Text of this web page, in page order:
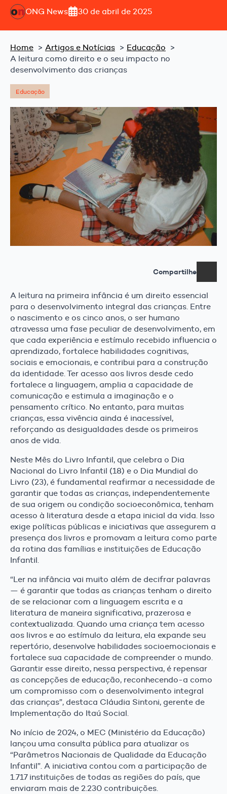
ONG News 30 de abril de 2025
Home Artigos e Notícias
Educação
A leitura como direito e o seu impacto no
desenvolvimento das crianças
Educação
Compartilhe
A leitura na primeira infância é um direito essencial
para o desenvolvimento integral das crianças. Entre
o nascimento e os cinco anos, o ser humano
atravessa uma fase peculiar de desenvolvimento, em
que cada experiência e estímulo recebido influencia o
aprendizado, fortalece habilidades cognitivas,
sociais e emocionais, e contribui para a construção
da identidade. Ter acesso aos livros desde cedo
fortalece a linguagem, amplia a capacidade de
comunicação e estimula a imaginação e o
pensamento crítico. No entanto, para muitas
crianças, essa vivência ainda é inacessível,
reforçando as desigualdades desde os primeiros
anos de vida.
Neste Mês do Livro Infantil, que celebra o Dia
Nacional do Livro Infantil (18) e o Dia Mundial do
Livro (23), é fundamental reafirmar a necessidade de
garantir que todas as crianças, independentemente
de sua origem ou condição socioeconômica, tenham
acesso à literatura desde a etapa inicial da vida. Isso
exige políticas públicas e iniciativas que assegurem a
presença dos livros e promovam a leitura como parte
da rotina das famílias e instituições de Educação
Infantil.
“Ler na infância vai muito além de decifrar palavras
— é garantir que todas as crianças tenham o direito
de se relacionar com a linguagem escrita e a
literatura de maneira significativa, prazerosa e
contextualizada. Quando uma criança tem acesso
aos livros e ao estímulo da leitura, ela expande seu
repertório, desenvolve habilidades socioemocionais e
fortalece sua capacidade de compreender o mundo.
Garantir esse direito, nessa perspectiva, é repensar
as concepções de educação, reconhecendo-a como
um compromisso com o desenvolvimento integral
das crianças”, destaca Cláudia Sintoni, gerente de
Implementação do Itaú Social.
No início de 2024, o MEC (Ministério da Educação)
lançou uma consulta pública para atualizar os
“Parâmetros Nacionais de Qualidade da Educação
Infantil”. A iniciativa contou com a participação de
1.717 instituições de todas as regiões do país, que
enviaram mais de 2.230 contribuições.